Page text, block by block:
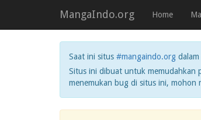
MangaIndo.org Home
Saat ini situs #mangaindo.org
Situs ini dibuat untuk memudahkan
menemukan bug di situs ini, mohon